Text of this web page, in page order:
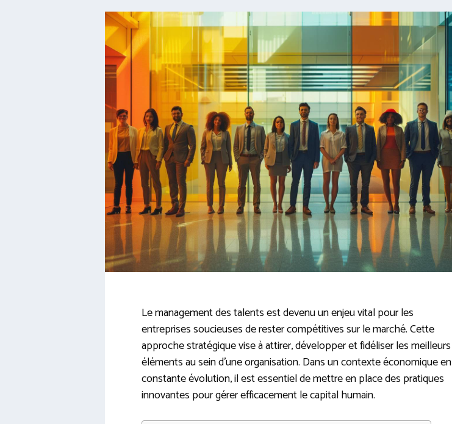
Le management des talents est devenu un enjeu vital pour les
entreprises soucieuses de rester compétitives sur le marché. Cette
approche stratégique vise à attirer, développer et fidéliser les meilleurs
éléments au sein d’une organisation. Dans un contexte économique en
constante évolution, il est essentiel de mettre en place des pratiques
innovantes pour gérer efficacement le capital humain.